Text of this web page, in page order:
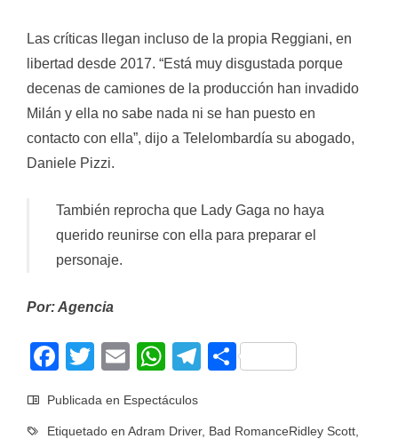
Las críticas llegan incluso de la propia Reggiani, en
libertad desde 2017. “Está muy disgustada porque
decenas de camiones de la producción han invadido
Milán y ella no sabe nada ni se han puesto en
contacto con ella”, dijo a Telelombardía su abogado,
Daniele Pizzi.
También reprocha que Lady Gaga no haya
querido reunirse con ella para preparar el
personaje.
Por: Agencia
Facebook
Twitter
EmailWhatsApp
Telegram
Compartir
Publicada en Espectáculos
Etiquetado en Adram Driver, Bad RomanceRidley Scott